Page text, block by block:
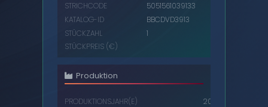
STRICHCODE
5051561039133
KATALOG-ID
BBCDVD3913
STÜCKZAHL
1
STÜCKPREIS (€)
Produktion
PRODUKTIONSJAHR(E)
2013